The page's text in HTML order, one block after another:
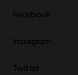
Facebook
Instagram
Twitter